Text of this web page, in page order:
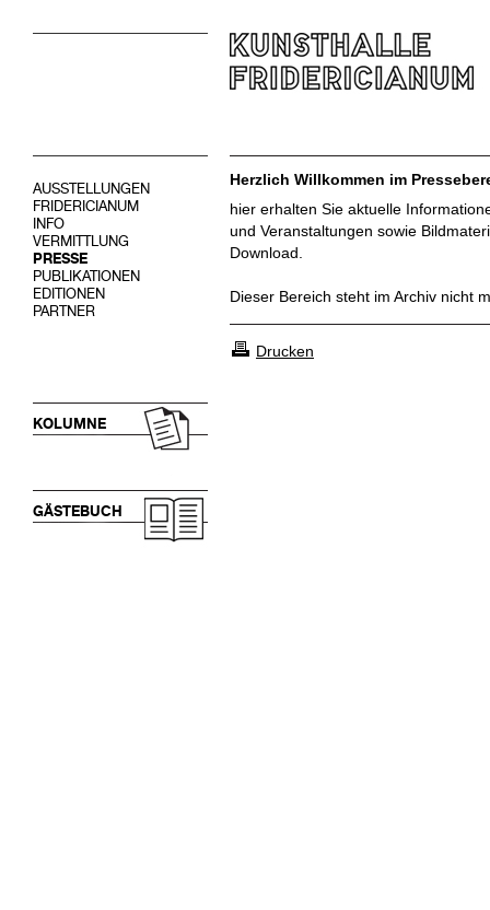
AUSSTELLUNGEN
FRIDERICIANUM
INFO
VERMITTLUNG
PRESSE
PUBLIKATIONEN
EDITIONEN
PARTNER
KOLUMNE
GÄSTEBUCH
Herzlich Willkommen im
hier erhalten Sie aktuelle
und Veranstaltungen sowie
Download.
Dieser Bereich steht im Archiv nicht
Drucken